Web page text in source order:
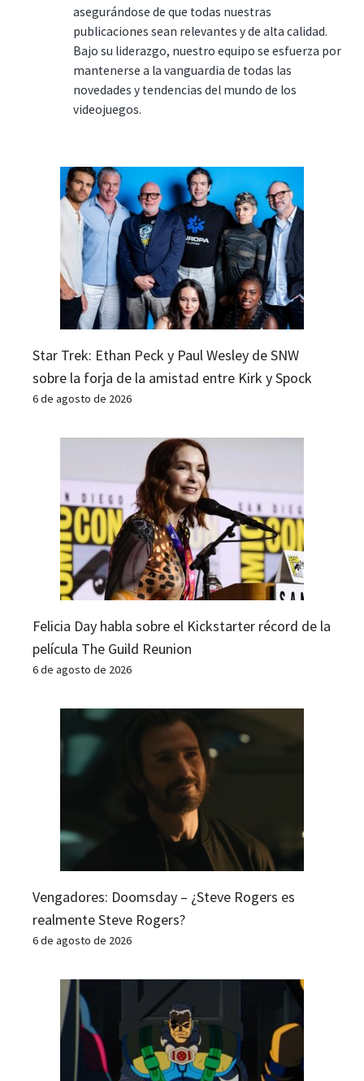
asegurándose de que todas nuestras
publicaciones sean relevantes y de alta calidad.
Bajo su liderazgo, nuestro equipo se esfuerza por
mantenerse a la vanguardia de todas las
novedades y tendencias del mundo de los
videojuegos.
Star Trek: Ethan Peck y Paul Wesley de SNW
sobre la forja de la amistad entre Kirk y Spock
6 de agosto de 2026
Felicia Day habla sobre el Kickstarter récord de la
película The Guild Reunion
6 de agosto de 2026
Vengadores: Doomsday – ¿Steve Rogers es
realmente Steve Rogers?
6 de agosto de 2026